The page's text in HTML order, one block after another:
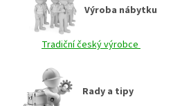
Výroba nábytku
Tradiční český výrobce
Rady a tipy